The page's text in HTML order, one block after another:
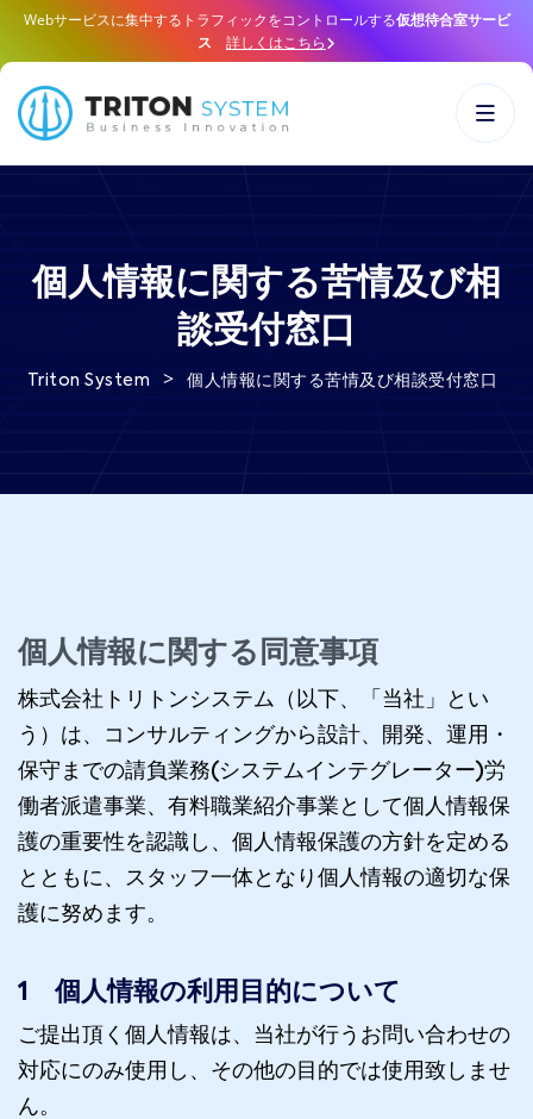
Webサービスに集中するトラフィックをコントロールする仮想待合室サービ
ス
詳しくはこちら
個人情報に関する苦情及び相
談受付窓口
Triton System > 個人情報に関する苦情及び相談受付窓口
個人情報に関する同意事項
株式会社トリトンシステム（以下、「当社」とい
う）は、コンサルティングから設計、開発、運用・
保守までの請負業務(システムインテグレーター)労
働者派遣事業、有料職業紹介事業として個人情報保
護の重要性を認識し、個人情報保護の方針を定める
とともに、スタッフ一体となり個人情報の適切な保
護に努めます。
1 個人情報の利用目的について
ご提出頂く個人情報は、当社が行うお問い合わせの
対応にのみ使用し、その他の目的では使用致しませ
ん。